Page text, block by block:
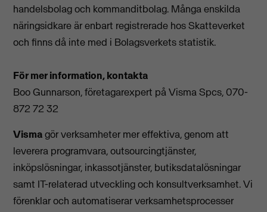
handelsbolag och kommanditbolag. Många enskilda
näringsidkare är enbart registrerade hos Skatteverket
och finns då inte med i Bolagsverkets statistik.
För mer information, kontakta
Boo Gunnarson, företagarexpert på Visma Spcs, 070-
872 72 32
Vismagör verksamheter mer effektiva, genom att
leverera programvara, outsourcingtjänster,
inköpslösningar, inkassotjänster, butiksdatalösningar
samt IT-relaterad utveckling och konsultverksamhet. Vi
förenklar och automatiserar verksamhetsprocesser